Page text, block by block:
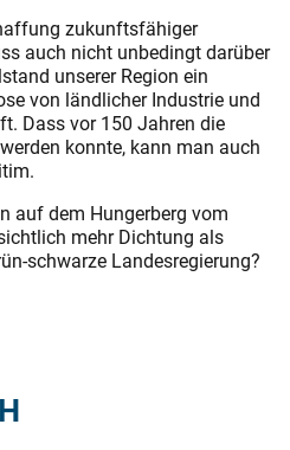
zukunftsfähiger
auch nicht unbedingt darüber
unserer Region ein
von ländlicher Industrie und
Dass vor 150 Jahren die
konnte, kann man auch
auf dem Hungerberg vom
mehr Dichtung als
schwarze Landesregierung?